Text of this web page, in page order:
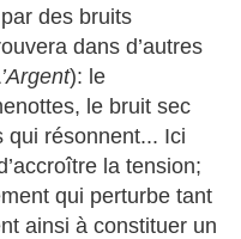
des bruits
dans d’autres
): le
le bruit sec
qui résonnent... Ici
la tension;
qui perturbe tant
ainsi à constituer un